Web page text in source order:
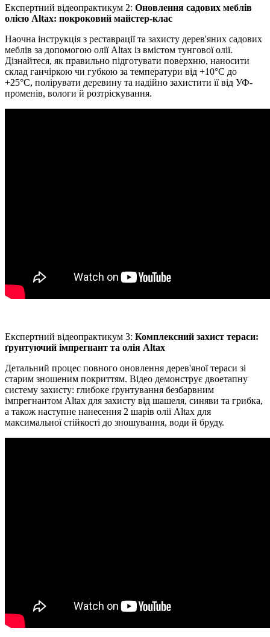
Експертний відеопрактикум 2: Оновлення садових меблів
олією Altax: покроковий майстер-клас
Наочна інструкція з реставрації та захисту дерев'яних садових
меблів за допомогою олії Altax із вмістом тунгової олії.
Дізнайтеся, як правильно підготувати поверхню, наносити
склад ганчіркою чи губкою за температури від +10°C до
+25°C, полірувати деревину та надійно захистити її від УФ-
променів, вологи й розтріскування.
Експертний відеопрактикум 3: Комплексний захист тераси:
ґрунтуючий імпрегнант та олія Altax
Детальний процес повного оновлення дерев'яної тераси зі
старим зношеним покриттям. Відео демонструє двоетапну
систему захисту: глибоке ґрунтування безбарвним
імпрегнантом Altax для захисту від шашеля, синяви та грибка,
а також наступне нанесення 2 шарів олії Altax для
максимальної стійкості до зношування, води й бруду.